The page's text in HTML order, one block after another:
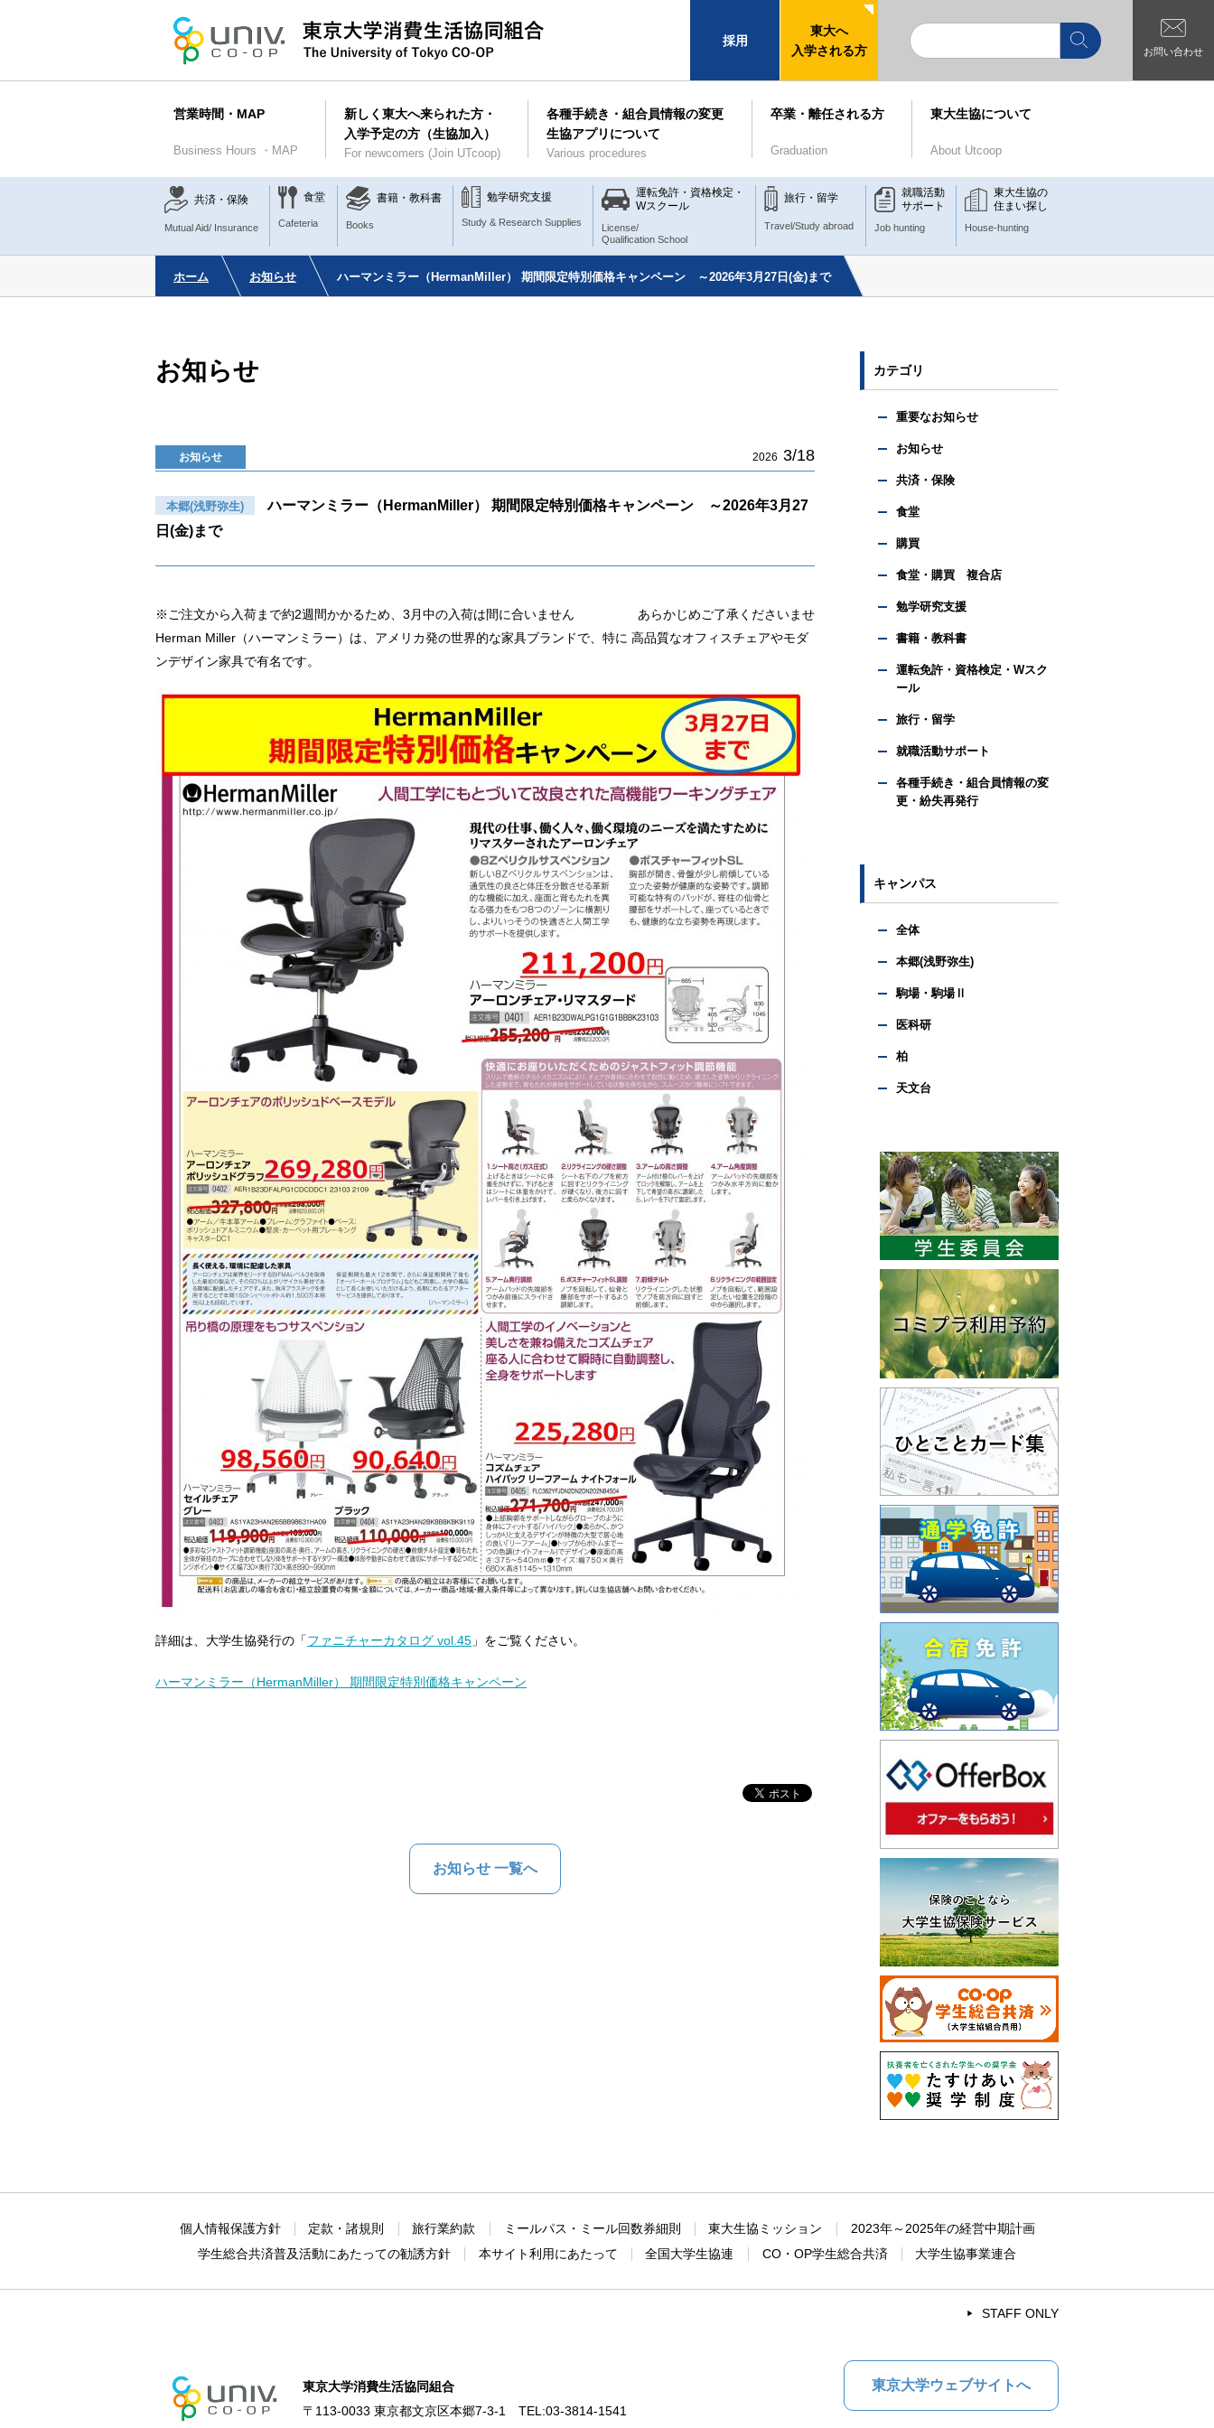
採用
東大へ
入学される方
お問い合わせ
営業時間・MAP
Business Hours ・MAP
新しく東大へ来られた方・
入学予定の方（生協加入）
For newcomers (Join UTcoop)
各種手続き・組合員情報の変更
生協アプリについて
Various procedures
卒業・離任される方
Graduation
東大生協について
About Utcoop
共済・保険
Mutual Aid/ Insurance
食堂
Cafeteria
書籍・教科書
Books
勉学研究支援
Study & Research Supplies
運転免許・資格検定・
Wスクール
License/
Qualification School
旅行・留学
Travel/Study abroad
就職活動
サポート
Job hunting
東大生協の
住まい探し
House-hunting
ホーム お知らせ ハーマンミラー（HermanMiller） 期間限定特別価格キャンペーン ～2026年3月27日(金)まで
お知らせ
お知らせ 2026 3/18
本郷(浅野弥生)
ハーマンミラー（HermanMiller） 期間限定特別価格キャンペーン ～2026年3月27
日(金)まで
※ご注文から入荷まで約2週間かかるため、3月中の入荷は間に合いません あらかじめご了承くださいませ
Herman Miller（ハーマンミラー）は、アメリカ発の世界的な家具ブランドで、特に 高品質なオフィスチェアやモダ
ンデザイン家具で有名です。
詳細は、大学生協発行の「ファニチャーカタログ vol.45 」をご覧ください。
ハーマンミラー（HermanMiller） 期間限定特別価格キャンペーン
お知らせ 一覧へ
カテゴリ
重要なお知らせ
お知らせ
共済・保険
食堂
購買
食堂・購買 複合店
勉学研究支援
書籍・教科書
運転免許・資格検定・Wスク
ール
旅行・留学
就職活動サポート
各種手続き・組合員情報の変
更・紛失再発行
キャンパス
全体
本郷(浅野弥生)
駒場・駒場Ⅱ
医科研
柏
天文台
個人情報保護方針 定款・諸規則 旅行業約款 ミールパス・ミール回数券細則 東大生協ミッション
2023年～2025年の経営中期計画
学生総合共済普及活動にあたっての勧誘方針 本サイト利用にあたって 全国大学生協連 CO・OP学生総合共済 大学生協事業連合
STAFF ONLY
東京大学消費生活協同組合
〒113-0033 東京都文京区本郷7-3-1 TEL:03-3814-1541
東京大学ウェブサイトへ